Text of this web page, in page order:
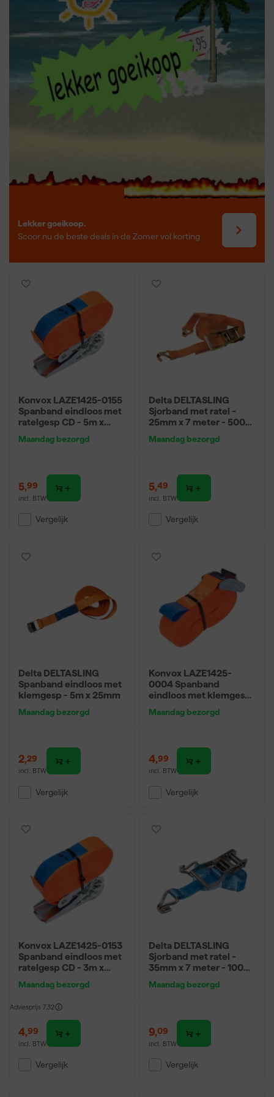
Lekker goeikoop.
Scoor nu de beste deals in de Zomer vol korting
Konvox LAZE1425-0155
Spanband eindloos met
ratelgesp CD - 5m x
Oranje
Maandag bezorgd
5,99
incl. BTW
Vergelijk
Delta DELTASLING
Sjorband met ratel -
25mm x 7 meter - 500
Maandag bezorgd
5,49
incl. BTW
Vergelijk
Delta DELTASLING
Spanband eindloos met
klemgesp - 5m x 25mm
Maandag bezorgd
2,29
incl. BTW
Vergelijk
Konvox LAZE1425-
0004 Spanband
eindloos met klemgesp
daN - Oranje
Maandag bezorgd
4,99
incl. BTW
Vergelijk
Konvox LAZE1425-0153
Spanband eindloos met
ratelgesp CD - 3m x
Oranje
Maandag bezorgd
Adviesprijs 7,32
4,99
incl. BTW
Vergelijk
Delta DELTASLING
Sjorband met ratel -
35mm x 7 meter - 1000
Maandag bezorgd
9,09
incl. BTW
Vergelijk